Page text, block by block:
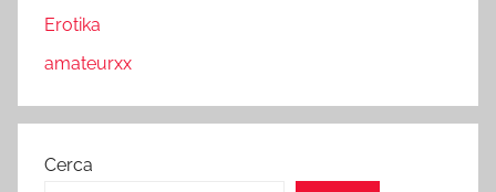
Erotika
amateurxx
Cerca